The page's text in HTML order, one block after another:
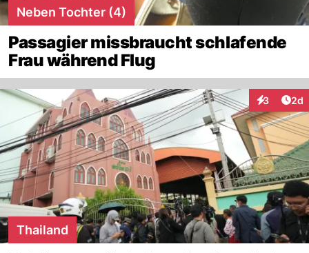
Neben Tochter (4)
Passagier missbraucht schlafende
Frau während Flug
3 2d
Thailand